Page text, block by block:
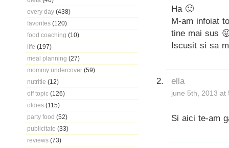
every day (438)
favorites (120)
food coaching (10)
life (197)
meal planning (27)
mommy undercover (59)
nutritie (12)
off topic (126)
oldies (115)
party food (52)
publicitate (33)
reviews (73)
Ha 🙂
M-am infoiat
tine mai sus
Iscusit si sa
ella
june 5th, 2013 at
Si aici te-am